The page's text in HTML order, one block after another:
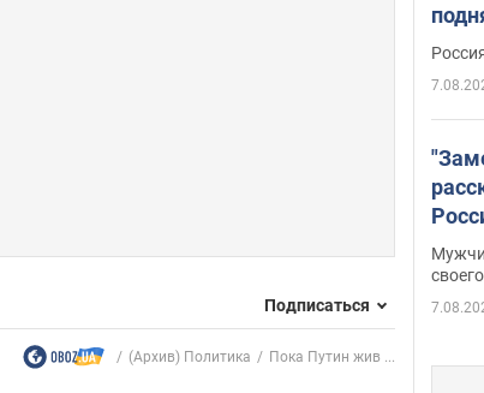
Подписаться
(Архив) Политика Пока Путин жив ...
Фото